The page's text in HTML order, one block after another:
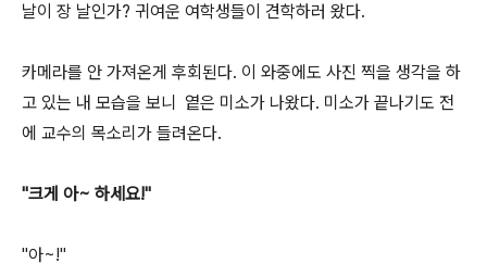
날이 장 날인가? 귀여운 여학생들이 견학하러 왔다.
카메라를 안 가져온게 후회된다. 이 와중에도 사진 찍을 생각을 하
고 있는 내 모습을 보니 옅은 미소가 나왔다. 미소가 끝나기도 전
에 교수의 목소리가 들려온다.
"크게 아~ 하세요!"
"아~!"